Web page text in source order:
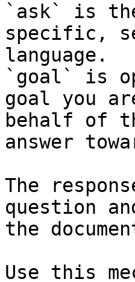
`ask` is
specific,
language.
`goal` is
goal you
behalf of
answer
The
question
the
Use this